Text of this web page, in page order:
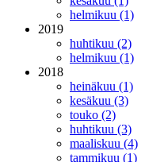
helmikuu (1)
2019
huhtikuu (2)
helmikuu (1)
2018
heinäkuu (1)
kesäkuu (3)
touko (2)
huhtikuu (3)
maaliskuu (4)
tammikuu (1)